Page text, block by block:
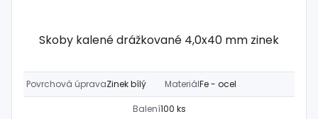
Skoby kalené drážkované 4,0x40 mm zinek
Povrchová úpravaZinek bílý MateriálFe - ocel
Balení100 ks